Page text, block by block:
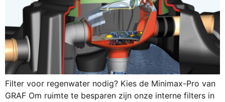
Filter voor regenwater nodig? Kies de Minimax-Pro van
GRAF Om ruimte te besparen zijn onze interne filters in